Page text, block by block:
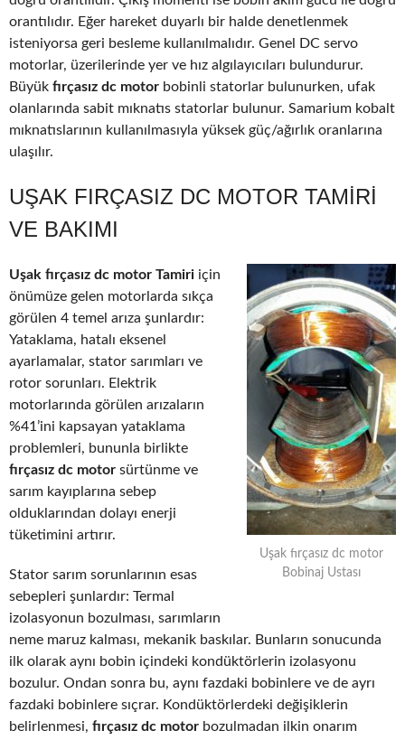
orantılıdır. Eğer hareket duyarlı bir halde denetlenmek
isteniyorsa geri besleme kullanılmalıdır. Genel DC servo
motorlar, üzerilerinde yer ve hız algılayıcıları bulundurur.
Büyük fırçasız dc motor bobinli statorlar bulunurken, ufak
olanlarında sabit mıknatıs statorlar bulunur. Samarium kobalt
mıknatıslarının kullanılmasıyla yüksek güç/ağırlık oranlarına
ulaşılır.
UŞAK FIRÇASIZ DC MOTOR TAMIRI
VE BAKIMI
Uşak fırçasız dc motor
Bobinaj Ustası
Uşak fırçasız dc motor Tamiri için
önümüze gelen motorlarda sıkça
görülen 4 temel arıza şunlardır:
Yataklama, hatalı eksenel
ayarlamalar, stator sarımları ve
rotor sorunları. Elektrik
motorlarında görülen arızaların
%41’ini kapsayan yataklama
problemleri, bununla birlikte
fırçasız dc motor sürtünme ve
sarım kayıplarına sebep
olduklarından dolayı enerji
tüketimini artırır.
Stator sarım sorunlarının esas
sebepleri şunlardır: Termal
izolasyonun bozulması, sarımların
neme maruz kalması, mekanik baskılar. Bunların sonucunda
ilk olarak aynı bobin içindeki kondüktörlerin izolasyonu
bozulur. Ondan sonra bu, aynı fazdaki bobinlere ve de ayrı
fazdaki bobinlere sıçrar. Kondüktörlerdeki değişiklerin
belirlenmesi, fırçasız dc motor bozulmadan ilkin onarım